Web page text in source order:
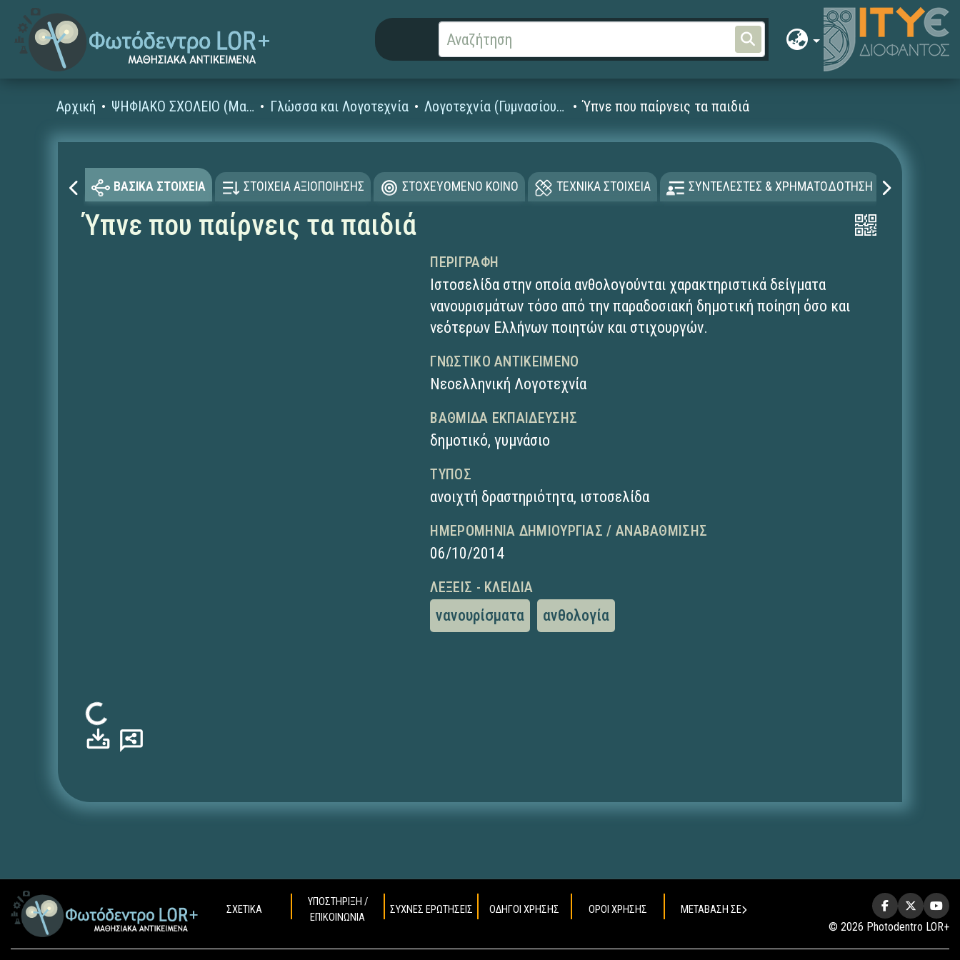
Αρχική ΨΗΦΙΑΚΟ ΣΧΟΛΕΙΟ (Μαθησιακά Αντικείμενα) Γλώσσα και Λογοτεχνία Λογοτεχνία (Γυμνασίου - Λυκείου) Ύπνε που παίρνεις τα παιδιά
ΒΑΣΙΚΑ ΣΤΟΙΧΕΙΑ ΣΤΟΙΧΕΙΑ ΑΞΙΟΠΟΙΗΣΗΣ ΣΤΟΧΕΥΟΜΕΝΟ ΚΟΙΝΟ ΤΕΧΝΙΚΑ ΣΤΟΙΧΕΙΑ ΣΥΝΤΕΛΕΣΤΕΣ & ΧΡΗΜΑΤΟΔΟΤΗΣΗ
Ύπνε που παίρνεις τα παιδιά
Φόρτωση...
ΠΕΡΙΓΡΑΦΉ
Ιστοσελίδα στην οποία ανθολογούνται χαρακτηριστικά δείγματα
νανουρισμάτων τόσο από την παραδοσιακή δημοτική ποίηση όσο και
νεότερων Ελλήνων ποιητών και στιχουργών.
ΓΝΩΣΤΙΚΌ ΑΝΤΙΚΕΊΜΕΝΟ
Νεοελληνική Λογοτεχνία
ΒΑΘΜΊΔΑ ΕΚΠΑΊΔΕΥΣΗΣ
δημοτικό,γυμνάσιο
ΤΎΠΟΣ
ανοιχτή δραστηριότητα, ιστοσελίδα
ΗΜΕΡΟΜΗΝΊΑ ΔΗΜΙΟΥΡΓΊΑΣ / ΑΝΑΒΆΘΜΙΣΗΣ
06/10/2014
ΛΈΞΕΙΣ - ΚΛΕΙΔΙΆ
νανουρίσματα ανθολογία
ΣΧΕΤΙΚΑ
ΥΠΟΣΤΗΡΙΞΗ /
ΕΠΙΚΟΙΝΩΝΙΑ
ΣΥΧΝΕΣ ΕΡΩΤΗΣΕΙΣ ΟΔΗΓΟΙ ΧΡΗΣΗΣ ΟΡΟΙ ΧΡΗΣΗΣ ΜΕΤΑΒΑΣΗ ΣΕ
© 2026 Photodentro LOR+